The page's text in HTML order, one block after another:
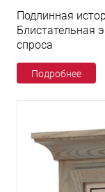
Подлинная
Блистательная
спроса
Подробнее